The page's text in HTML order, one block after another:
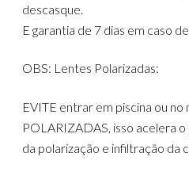
descasque.
E garantia de 7 dias em caso
OBS: Lentes Polarizadas:
EVITE entrar em piscina ou no
POLARIZADAS, isso acelera
da polarização e infiltração da